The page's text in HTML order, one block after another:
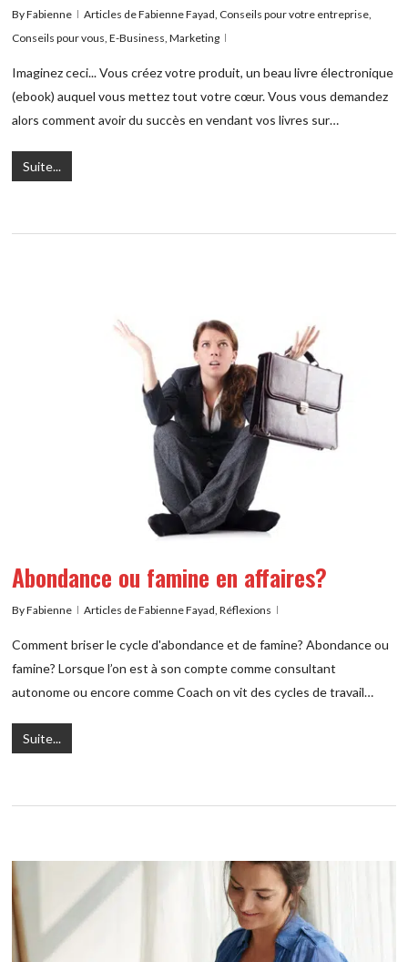
ByFabienne Articles de Fabienne Fayad Conseils pour votre entreprise
Conseils pour vous ,E-Business ,Marketing
Imaginez ceci... Vous créez votre produit, un beau livre électronique
(ebook) auquel vous mettez tout votre cœur. Vous vous demandez
alors comment avoir du succès en vendant vos livres sur…
Suite...
Abondance ou famine en affaires?
ByFabienne Articles de Fabienne Fayad ,Réflexions
Comment briser le cycle d'abondance et de famine? Abondance ou
famine? Lorsque l’on est à son compte comme consultant
autonome ou encore comme Coach on vit des cycles de travail…
Suite...